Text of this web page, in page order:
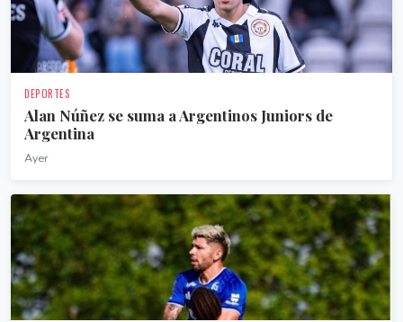
DEPORTES
Alan Núñez se suma a Argentinos Juniors de
Argentina
Ayer